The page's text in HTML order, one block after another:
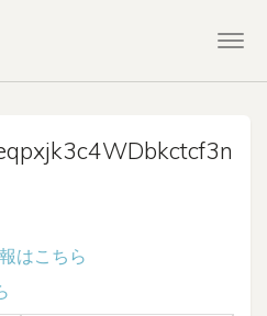
はこちら